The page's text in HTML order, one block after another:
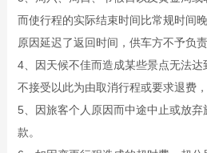
而使行程的实际结束时间比常规时间
原因延迟了返回时间，供车方不予负责
4、因天候不佳而造成某些景点无法达
不接受以此为由取消行程或要求退费，
5、因旅客个人原因而中途中止或放
款。